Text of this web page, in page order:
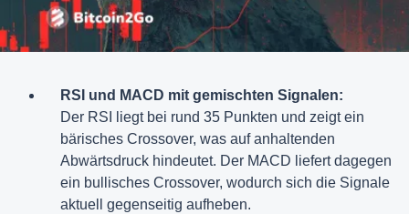
RSI und MACD mit gemischten Signalen:
Der RSI liegt bei rund 35 Punkten und zeigt ein
bärisches Crossover, was auf anhaltenden
Abwärtsdruck hindeutet. Der MACD liefert dagegen
ein bullisches Crossover, wodurch sich die Signale
aktuell gegenseitig aufheben.